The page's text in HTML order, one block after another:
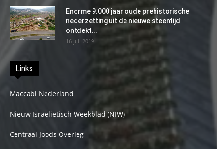
Enorme 9.000 jaar oude prehistorische
nederzetting uit de nieuwe steentijd
ontdekt...
16 juli 2019
Links
Maccabi Nederland
Nieuw Israelietisch Weekblad (NIW)
Centraal Joods Overleg